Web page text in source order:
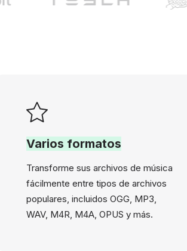
Varios formatos
Transforme sus archivos de música
fácilmente entre tipos de archivos
populares, incluidos OGG, MP3,
WAV, M4R, M4A, OPUS y más.